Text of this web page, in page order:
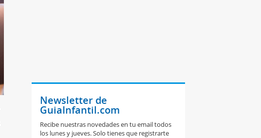
Newsletter de
GuiaInfantil.com
Recibe nuestras novedades en tu email todos
los lunes y jueves. Solo tienes que registrarte